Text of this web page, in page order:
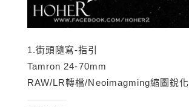
1.街頭隨寫-指引
Tamron 24-70mm
RAW/LR轉檔/Neoimagming縮圖銳化